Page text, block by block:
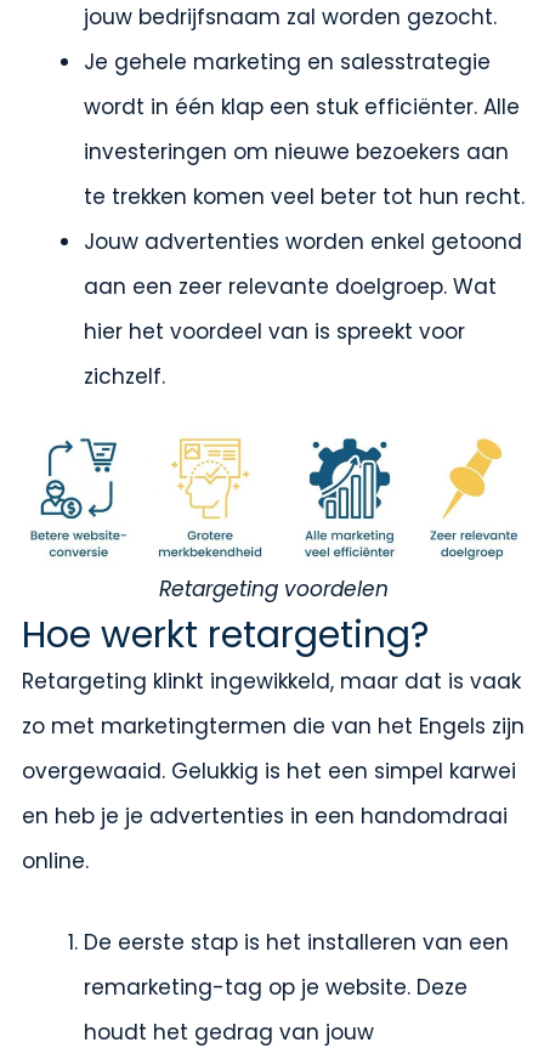
jouw bedrijfsnaam zal worden gezocht.
Je gehele marketing en salesstrategie
wordt in één klap een stuk efficiënter. Alle
investeringen om nieuwe bezoekers aan
te trekken komen veel beter tot hun recht.
Jouw advertenties worden enkel getoond
aan een zeer relevante doelgroep. Wat
hier het voordeel van is spreekt voor
zichzelf.
Retargeting voordelen
Hoe werkt retargeting?
Retargeting klinkt ingewikkeld, maar dat is vaak
zo met marketingtermen die van het Engels zijn
overgewaaid. Gelukkig is het een simpel karwei
en heb je je advertenties in een handomdraai
online.
De eerste stap is het installeren van een
remarketing-tag op je website. Deze
houdt het gedrag van jouw